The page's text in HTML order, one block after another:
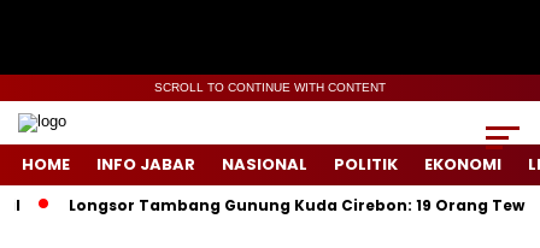
SCROLL TO CONTINUE WITH CONTENT
HOME INFO JABAR NASIONAL POLITIK EKONOMI
Longsor Tambang Gunung Kuda Cirebon: 19 Orang Tewas,